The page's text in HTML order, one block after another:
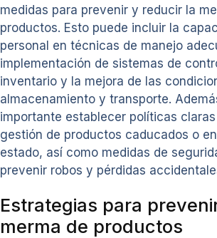
medidas para prevenir y reducir la
productos. Esto puede incluir la
personal en técnicas de manejo
implementación de sistemas de
inventario y la mejora de las
almacenamiento y transporte.
importante establecer políticas
gestión de productos caducados o
estado, así como medidas de
prevenir robos y pérdidas
Estrategias para
merma de productos